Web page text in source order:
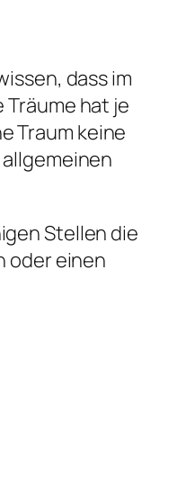
dass im
hat je
Traum keine
Stellen die
oder einen